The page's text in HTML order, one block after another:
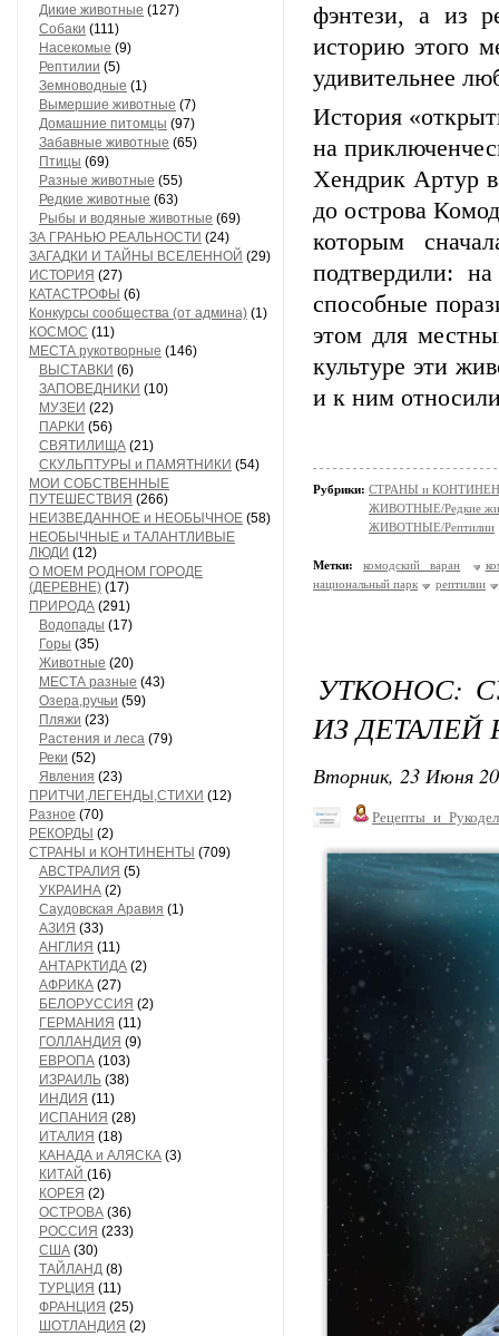
Дикие животные (127)
Собаки (111)
Насекомые (9)
Рептилии (5)
Земноводные (1)
Вымершие животные (7)
Домашние питомцы (97)
Забавные животные (65)
Птицы (69)
Разные животные (55)
Редкие животные (63)
Рыбы и водяные животные (69)
ЗА ГРАНЬЮ РЕАЛЬНОСТИ (24)
ЗАГАДКИ И ТАЙНЫ ВСЕЛЕННОЙ (29)
ИСТОРИЯ (27)
КАТАСТРОФЫ (6)
Конкурсы сообщества (от админа) (1)
КОСМОС (11)
МЕСТА рукотворные (146)
ВЫСТАВКИ (6)
ЗАПОВЕДНИКИ (10)
МУЗЕИ (22)
ПАРКИ (56)
СВЯТИЛИЩА (21)
СКУЛЬПТУРЫ и ПАМЯТНИКИ (54)
МОИ СОБСТВЕННЫЕ
ПУТЕШЕСТВИЯ (266)
НЕИЗВЕДАННОЕ и НЕОБЫЧНОЕ (58)
НЕОБЫЧНЫЕ и ТАЛАНТЛИВЫЕ
ЛЮДИ (12)
О МОЕМ РОДНОМ ГОРОДЕ
(ДЕРЕВНЕ) (17)
ПРИРОДА (291)
Водопады (17)
Горы (35)
Животные (20)
МЕСТА разные (43)
Озера,ручьи (59)
Пляжи (23)
Растения и леса (79)
Реки (52)
Явления (23)
ПРИТЧИ,ЛЕГЕНДЫ,СТИХИ (12)
Разное (70)
РЕКОРДЫ (2)
СТРАНЫ и КОНТИНЕНТЫ (709)
АВСТРАЛИЯ (5)
УКРАИНА (2)
Саудовская Аравия (1)
АЗИЯ (33)
АНГЛИЯ (11)
АНТАРКТИДА (2)
АФРИКА (27)
БЕЛОРУССИЯ (2)
ГЕРМАНИЯ (11)
ГОЛЛАНДИЯ (9)
ЕВРОПА (103)
ИЗРАИЛЬ (38)
ИНДИЯ (11)
ИСПАНИЯ (28)
ИТАЛИЯ (18)
КАНАДА и АЛЯСКА (3)
КИТАЙ (16)
КОРЕЯ (2)
ОСТРОВА (36)
РОССИЯ (233)
США (30)
ТАЙЛАНД (8)
ТУРЦИЯ (11)
ФРАНЦИЯ (25)
ШОТЛАНДИЯ (2)
фэнтези, аиз
историю этого
удивительнее
История
на
Хендрик Артур
до острова
которым
подтвердили: на
способные
этом для
культуре эти
и к ним
Рубрики: СТРАНЫ и
ЖИВОТНЫЕ/Редкие
ЖИВОТНЫЕ/Рептилии
Метки: комодский варан
национальный парк
рептилии
УТКОНОС:
ИЗ
Вторник, 23 Июня